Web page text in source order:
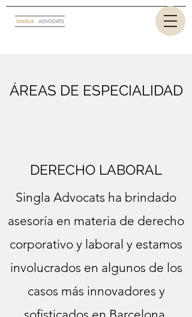
ÁREAS DE ESPECIALIDAD
DERECHO LABORAL
Singla Advocats ha brindado
asesoría en materia de derecho
corporativo y laboral y estamos
involucrados en algunos de los
casos más innovadores y